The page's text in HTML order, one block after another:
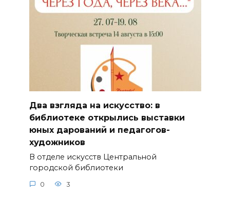
Два взгляда на искусство: в
библиотеке открылись выставки
юных дарований и педагогов-
художников
В отделе искусств Центральной
городской библиотеки
0 3